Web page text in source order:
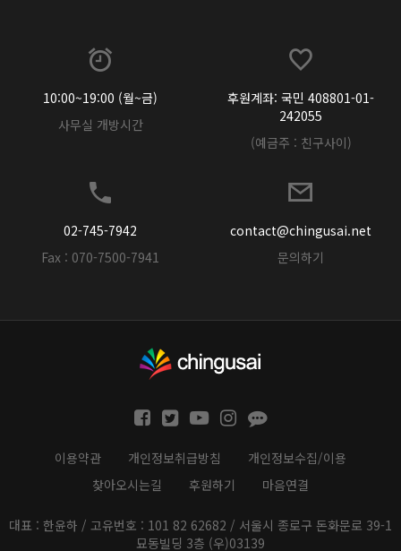
10:00~19:00 (월~금)
사무실 개방시간
후원계좌: 국민 408801-01-
242055
(예금주 : 친구사이)
02-745-7942
Fax : 070-7500-7941
contact@chingusai.net
문의하기
이용약관 개인정보취급방침
개인정보수집/이용
찾아오시는길
후원하기 마음연결
대표 : 한윤하 / 고유번호 : 101 82 62682 / 서울시 종로구 돈화문로 39-1
묘동빌딩 3층 (우)03139